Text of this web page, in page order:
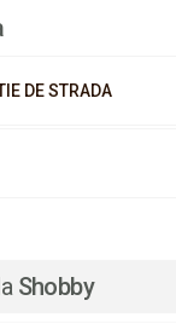
DE STRADA
Shobby